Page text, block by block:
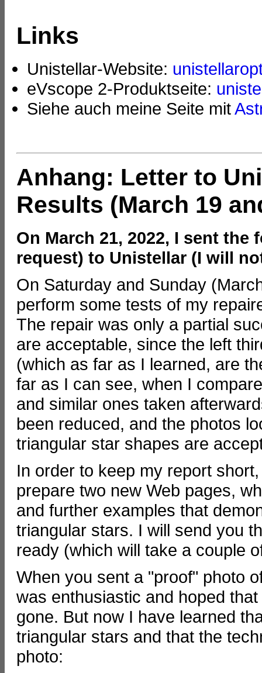
Links
Unistellar-Website:
eVscope 2-Produktseite:
Siehe auch meine Seite mit
Anhang: Letter to
Results (March 19
On March 21, 2022, I sent
request) to Unistellar (I will
On Saturday and Sunday
perform some tests of my
The repair was only a partial
are acceptable, since the left
(which as far as I learned, are
far as I can see, when I
and similar ones taken
been reduced, and the photos
triangular star shapes are
In order to keep my report
prepare two new Web pages,
and further examples that
triangular stars. I will send you
ready (which will take a couple
When you sent a "proof" photo
was enthusiastic and hoped
gone. But now I have learned
triangular stars and that the
photo: